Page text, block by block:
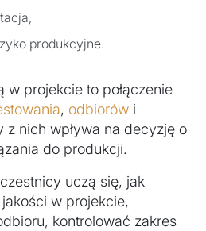
produkcyjne.
w projekcie to połączenie
, odbiorów i
z nich wpływa na decyzję o
do produkcji.
uczą się, jak
w projekcie,
kontrolować zakres